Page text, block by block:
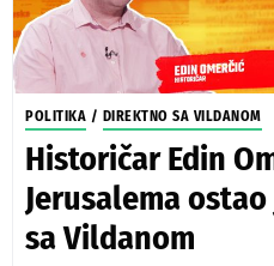
POLITIKA / DIREKTNO SA VILDANOM
Historičar Edin
Jerusalema
sa Vildanom